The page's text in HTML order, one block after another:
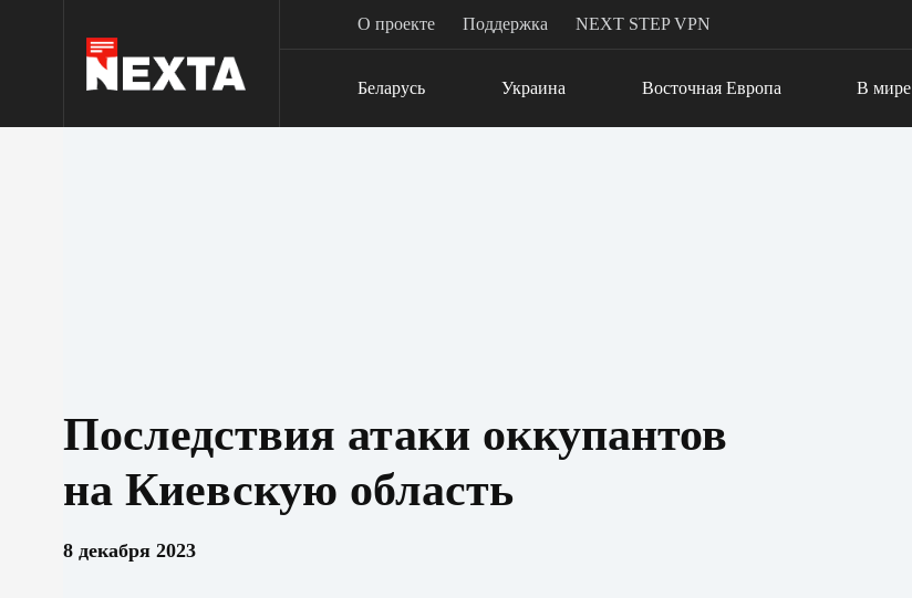
О проекте Поддержка NEXT STEP VPN
Беларусь Украина Восточная Европа В мире
Последствия атаки оккупантов
на Киевскую область
8 декабря 2023